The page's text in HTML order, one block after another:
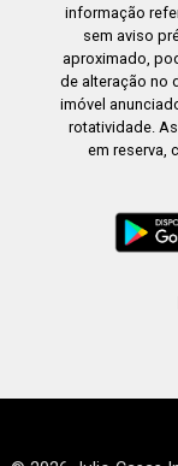
informação
sem aviso
aproximado,
de alteração no
imóvel
rotatividade.
em reserva,